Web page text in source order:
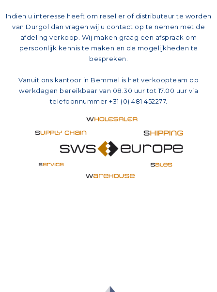
Indien u interesse heeft om reseller of distributeur te worden
van Durgol dan vragen wij u contact op te nemen met de
afdeling verkoop. Wij maken graag een afspraak om
persoonlijk kennis te maken en de mogelijkheden te
bespreken.
Vanuit ons kantoor in Bemmel is het verkoopteam op
werkdagen bereikbaar van 08.30 uur tot 17.00 uur via
telefoonnummer +31 (0) 481 452277.